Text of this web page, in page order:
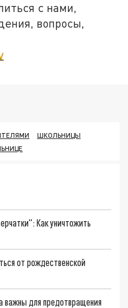
с нами,
вопросы,
ШКОЛЬНИЦЫ
Как уничтожить
от рождественской
важны для предотвращения